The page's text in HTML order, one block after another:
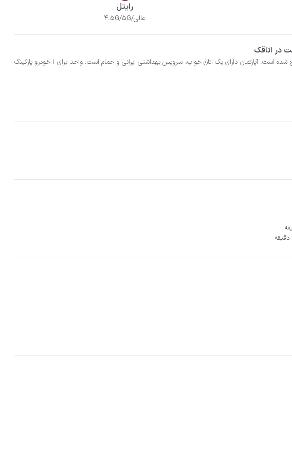
رایتل
عالی/4.5G/5G
آپارتمان پای‌کوه در لنگرود اقامتگاهی برای سفرهای کاری و استراحت شماست. این آپارتمان با زیر بنای 75 متر مربع در طبقه دوم ساختمانی سه طبقه واقع شده است. آپارتمان دارای یک اتاق خواب، سرویس بهداشتی ایرانی و حمام است. واحد برای 1 خودرو پارکینگ